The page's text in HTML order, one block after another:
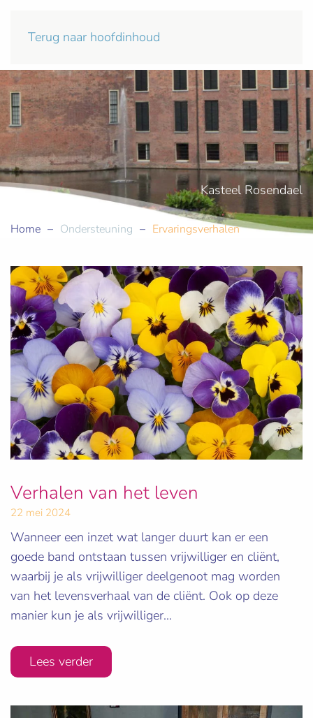
Terug naar hoofdinhoud
Kasteel Rosendael
Home Ondersteuning Ervaringsverhalen
Verhalen van het leven
22 mei 2024
Wanneer een inzet wat langer duurt kan er een
goede band ontstaan tussen vrijwilliger en cliënt,
waarbij je als vrijwilliger deelgenoot mag worden
van het levensverhaal van de cliënt. Ook op deze
manier kun je als vrijwilliger...
Lees verder